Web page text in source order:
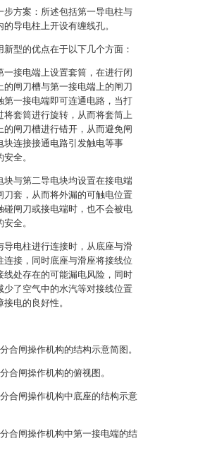
步方案：所述包括第一导电柱与
导电柱上开设有缠线孔。
型的优点在于以下几个方面：
接电端上设置套筒，在进行闭
闸刀槽与第一接电端上的闸刀
第一接电端即可连通电路，当打
将套筒进行旋转，从而将套筒上
的闸刀槽进行错开，从而避免闸
块连接接通电路引发触电等事
全。
块与第二导电块均设置在接电端
刀套，从而将外漏的可触电位置
碰闸刀或接电端时，也不会被电
全。
导电柱进行连接时，从底座与滑
连接，同时底座与滑座将接线位
线处存在的可能漏电风险，同时
少了空气中的水汽等对接线位置
电的良好性。
合闸操作机构的结构示意简图。
合闸操作机构的俯视图。
合闸操作机构中底座的结构示意
合闸操作机构中第一接电端的结